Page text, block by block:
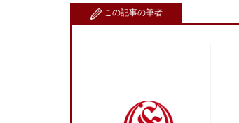
この記事の筆者